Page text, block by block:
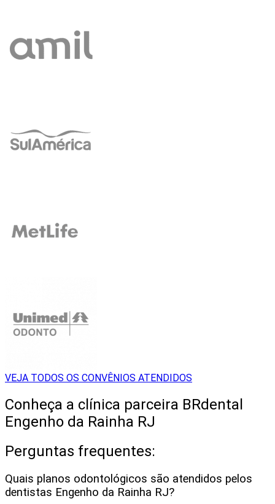
VEJA TODOS OS CONVÊNIOS ATENDIDOS
Conheça a clínica parceira BRdental
Engenho da Rainha RJ
Perguntas frequentes:
Quais planos odontológicos são atendidos pelos
dentistas Engenho da Rainha RJ?